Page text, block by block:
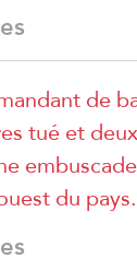
de
tué et
du pays.